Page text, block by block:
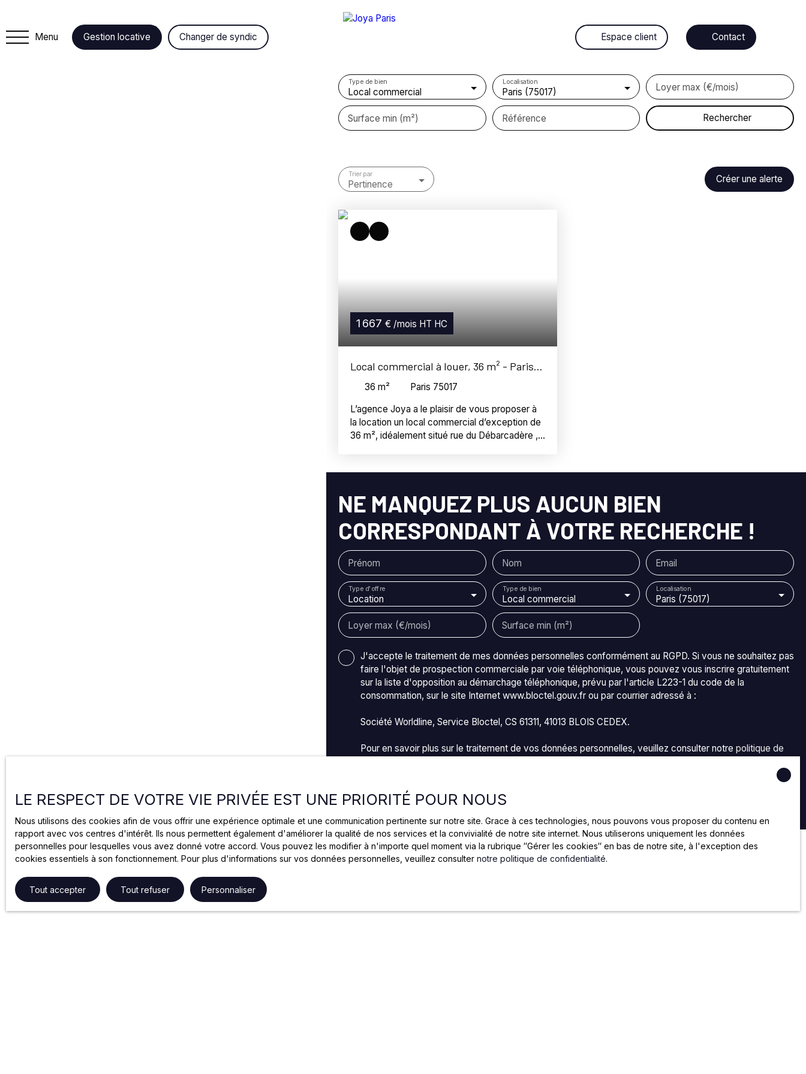
Menu Gestion locative Changer de syndic Espace client Contact
Local commercial
Type de bien
Paris (75017)
Localisation Loyer max (€/mois)
Surface min (m²) Référence Rechercher
Pertinence
Trier par Créer une alerte
1 667 € /mois HT HC
Local commercial à louer, 36 m² - Paris
75017
36 m²
Paris 75017
L’agence Joya a le plaisir de vous proposer à
la location un local commercial d’exception de
36 m², idéalement situé rue du Débarcadère ,
transports et de toutes les commodités. Ce
harmonieux et son cachet professionnel,
offrant un cadre idéal pour développer votre
activité dans un environnement à la fois
élégant et fonctionnel. Il se compose d’une
grande pièces suivies d'un couloir ainsi de
toilettes indépendantes. Cette agencement
permettant une organisation fluide et un
confort de travail optimal. Pas d'accès PMR.
Détail sur les montants : 1 667€ de loyer HT +
145€ de provisions sur charges TVA 20% sur
le loyer hors charges Loyer total: 2 000,40 €
145,40 € TTC et CC Dépôt de garantie : 2 mois
de loyer HC Honoraires : 3 000€
NE MANQUEZ PLUS AUCUN BIEN
CORRESPONDANT À VOTRE RECHERCHE !
Prénom Nom Email
Location
Type d'offre
Local commercial
Type de bien
Paris (75017)
Localisation
Loyer max (€/mois) Surface min (m²)
J'accepte le traitement de mes données personnelles conformément au RGPD. Si vous ne souhaitez pas
faire l'objet de prospection commerciale par voie téléphonique, vous pouvez vous inscrire gratuitement
sur la liste d'opposition au démarchage téléphonique, prévu par l'article L223-1 du code de la
consommation, sur le site Internet www.bloctel.gouv.fr ou par courrier adressé à :
Société Worldline, Service Bloctel, CS 61311, 41013 BLOIS CEDEX.
Pour en savoir plus sur le traitement de vos données personnelles, veuillez consulter notre politique de
LE RESPECT DE VOTRE VIE PRIVÉE EST UNE PRIORITÉ POUR NOUS
Nous utilisons des cookies afin de vous offrir une expérience optimale et une communication pertinente sur notre site. Grace à ces technologies, nous pouvons vous proposer du contenu en
rapport avec vos centres d'intérêt. Ils nous permettent également d'améliorer la qualité de nos services et la convivialité de notre site internet. Nous utiliserons uniquement les données
personnelles pour lesquelles vous avez donné votre accord. Vous pouvez les modifier à n'importe quel moment via la rubrique ″Gérer les cookies″ en bas de notre site, à l'exception des
cookies essentiels à son fonctionnement. Pour plus d'informations sur vos données personnelles, veuillez consulter notre politique de confidentialité.
Tout accepter Tout refuser Personnaliser